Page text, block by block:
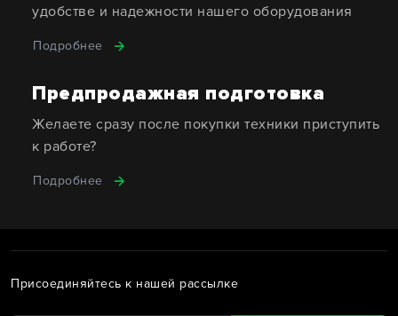
удобстве и надежности нашего оборудования
Подробнее
Предпродажная подготовка
Желаете сразу после покупки техники приступить
к работе?
Подробнее
Присоединяйтесь к нашей рассылке